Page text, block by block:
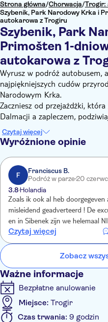
Strona główna/Chorwacja/Trogir:
Szybenik, Park Narodowy Krka i
autokarowa z Trogiru
Szybenik, Park
Primošten 1-
autokarowa z
Wyrusz w podróż autobusem,
najpiękniejszych cudów
Narodowym Krka.
Zaczniesz od przejażdżki,
Dalmacji a zapleczem,
także inne malownicze wioski.
w Szybeniku, gdzie będziesz
Światowego Dziedzictwa
Kontynuując jazdę, będziesz
opowiadającego o historii
będzie w Parku Narodowym
drewnianymi ścieżkami i
niż dźwięk wielowiekowych
zobaczysz wspaniały
parku i jeden z
Europie.
Następnie odwiedzisz
najczęściej wybieranych
Primoštenu, a tamtejsze
światowego dziedzictwa
średniowiecznym miastem,
wybrać się na malowniczy
przygody.
Czytaj więcej
Wyróżnione opinie
F
Franciscus B.
Podróż w parze20
3.8 Holandia
Zoals ik ook al heb
misleidend geadverteerd ! De excursie zou tot 18.00u duren
en in Sibenek zijn we helemaal
17.00u waren we terug in
chauffeur hier helemaal niets over
SouthTours kreeg ik een appje,
Czytaj więcej
Zobacz
Ważne informacje
Bezpłatne anulowanie
Miejsce: Trogir
Czas trwania: 9 godzin